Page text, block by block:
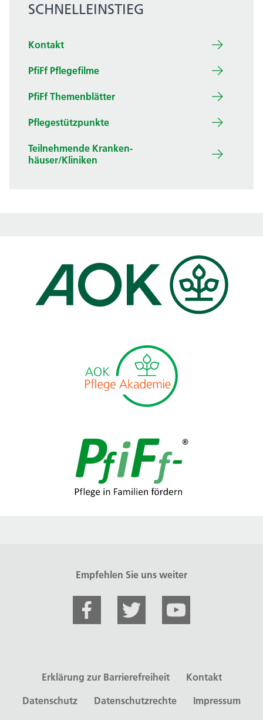
SCHNELLEINSTIEG
Kontakt
PfiFf Pflegefilme
PfiFf Themenblätter
Pflegestützpunkte
Teilnehm­ende Kranken­
häuser/Kliniken
Empfehlen Sie uns weiter
Erklärung zur Barrierefreiheit
Kontakt
Datenschutz
Datenschutzrechte Impressum